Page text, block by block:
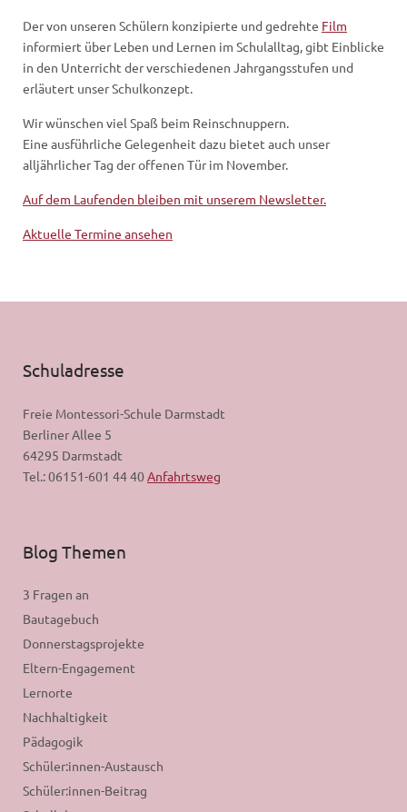
Der von unseren Schülern konzipierte und gedrehte Film
informiert über Leben und Lernen im Schulalltag, gibt Einblicke
in den Unterricht der verschiedenen Jahrgangsstufen und
erläutert unser Schulkonzept.
Wir wünschen viel Spaß beim Reinschnuppern.
Eine ausführliche Gelegenheit dazu bietet auch unser
alljährlicher Tag der offenen Tür im November.
Auf dem Laufenden bleiben mit unserem Newsletter.
Aktuelle Termine ansehen
Schuladresse
Freie Montessori-Schule Darmstadt
Berliner Allee 5
64295 Darmstadt
Tel.: 06151-601 44 40Anfahrtsweg
Blog Themen
3 Fragen an
Bautagebuch
Donnerstagsprojekte
Eltern-Engagement
Lernorte
Nachhaltigkeit
Pädagogik
Schüler:innen-Austausch
Schüler:innen-Beitrag